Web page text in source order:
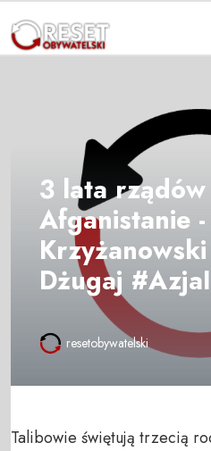
3 lata
Afganistanie
Dżugaj
resetobywatelski
Talibowie świętują trzecią